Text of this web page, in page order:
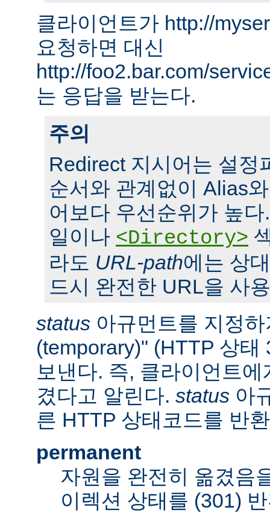
클라이언트가 http://
요청하면 대신
http://foo2.bar.com/
는 응답을 받는다.
주의
Redirect 지시어는 설정
순서와 관계없이 Alias
어보다 우선순위가 높
일이나 <Directory>
라도 URL-path에는 상
드시 완전한 URL을 사
status 아규먼트를 지정
(temporary)" (HTTP 상태
보낸다. 즉, 클라이언트
겼다고 알린다. status 아
른 HTTP 상태코드를 반
permanent
자원을 완전히 옮겼음
이렉션 상태를 (301)